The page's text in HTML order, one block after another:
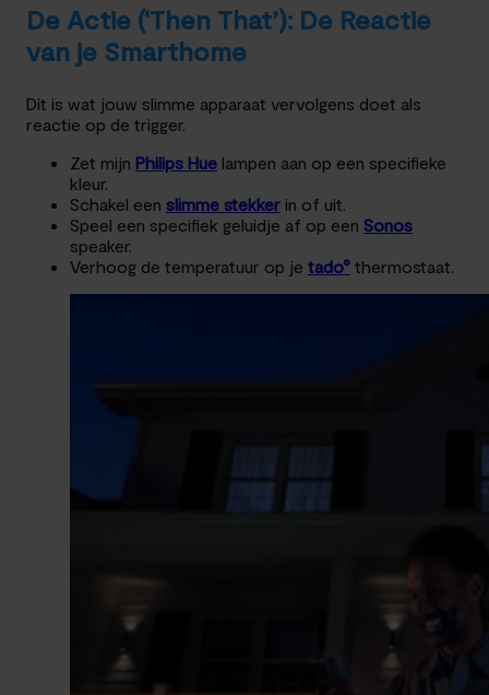
De Actie (‘Then That’): De Reactie
van je Smarthome
Dit is wat jouw slimme apparaat vervolgens doet als
reactie op de trigger.
Zet mijn Philips Hue lampen aan op een specifieke
kleur.
Schakel een slimme stekker in of uit.
Speel een specifiek geluidje af op een Sonos
speaker.
Verhoog de temperatuur op je tado° thermostaat.